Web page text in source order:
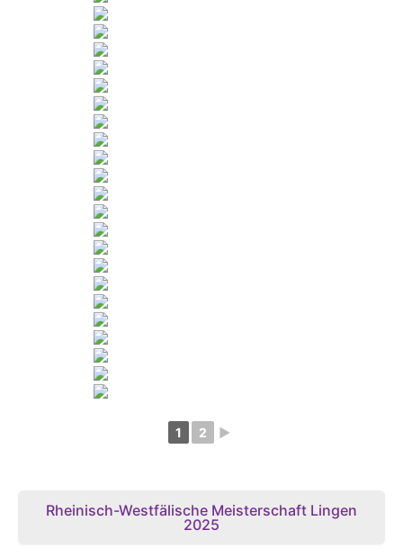
1 2 ►
Rheinisch-Westfälische Meisterschaft Lingen
2025